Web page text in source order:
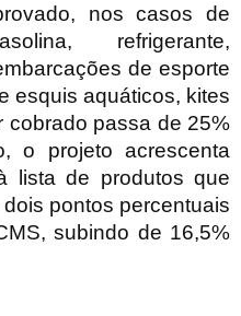
nos casos de
refrigerante,
de esporte
esquis aquáticos, kites
cobrado passa de 25%
o projeto acrescenta
lista de produtos que
pontos percentuais
subindo de 16,5%